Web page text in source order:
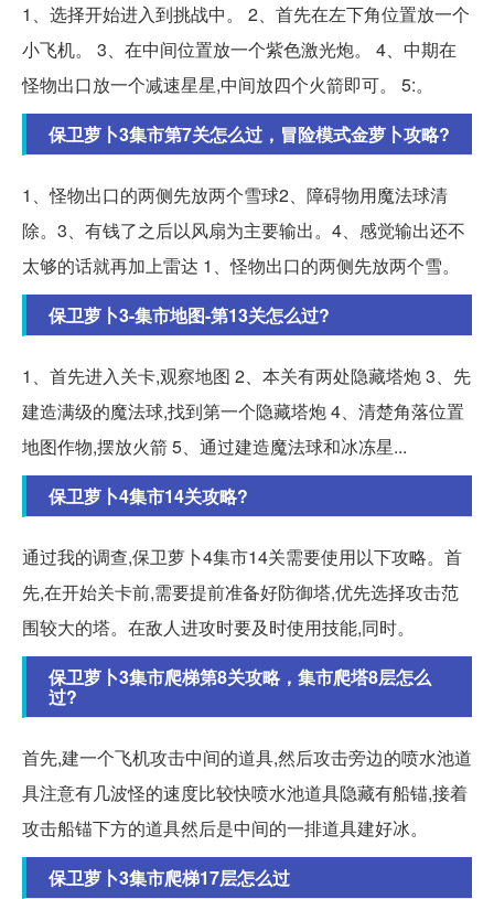
1、选择开始进入到挑战中。 2、首先在左下角位置放一个
小飞机。 3、在中间位置放一个紫色激光炮。 4、中期在
怪物出口放一个减速星星,中间放四个火箭即可。 5:。
保卫萝卜3集市第7关怎么过，冒险模式金萝卜攻略?
1、怪物出口的两侧先放两个雪球2、障碍物用魔法球清
除。3、有钱了之后以风扇为主要输出。4、感觉输出还不
太够的话就再加上雷达 1、怪物出口的两侧先放两个雪。
保卫萝卜3-集市地图-第13关怎么过?
1、首先进入关卡,观察地图 2、本关有两处隐藏塔炮 3、先
建造满级的魔法球,找到第一个隐藏塔炮 4、清楚角落位置
地图作物,摆放火箭 5、通过建造魔法球和冰冻星...
保卫萝卜4集市14关攻略?
通过我的调查,保卫萝卜4集市14关需要使用以下攻略。首
先,在开始关卡前,需要提前准备好防御塔,优先选择攻击范
围较大的塔。在敌人进攻时要及时使用技能,同时。
保卫萝卜3集市爬梯第8关攻略，集市爬塔8层怎么
过?
首先,建一个飞机攻击中间的道具,然后攻击旁边的喷水池道
具注意有几波怪的速度比较快喷水池道具隐藏有船锚,接着
攻击船锚下方的道具然后是中间的一排道具建好冰。
保卫萝卜3集市爬梯17层怎么过